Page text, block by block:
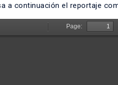
a continuación el reportaje